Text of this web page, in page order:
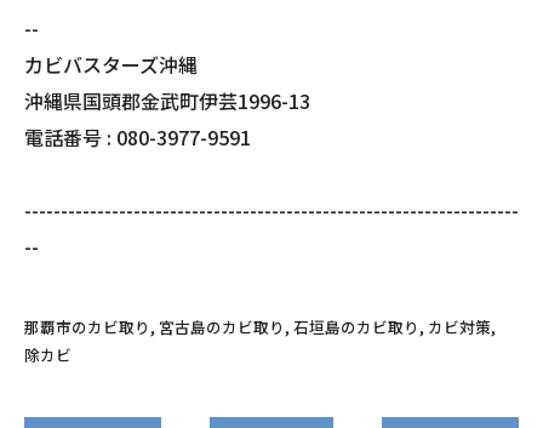
--
カビバスターズ沖縄
沖縄県国頭郡金武町伊芸1996-13
電話番号 : 080-3977-9591
--------------------------------------------------------------------
--
那覇市のカビ取り 宮古島のカビ取り 石垣島のカビ取り カビ対策
除カビ